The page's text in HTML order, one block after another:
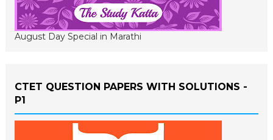
August Day Special in Marathi
CTET QUESTION PAPERS WITH SOLUTIONS -
P1